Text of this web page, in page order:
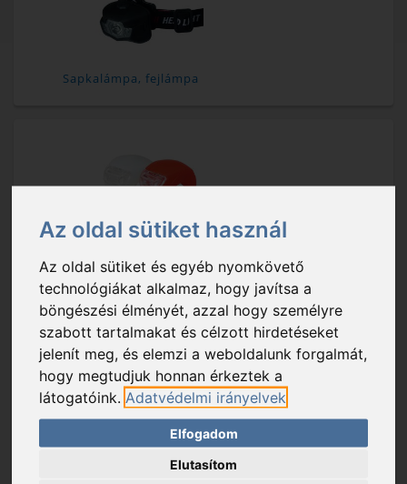
Az oldal sütiket használ
Az oldal sütiket és egyéb nyomkövető
technológiákat alkalmaz, hogy javítsa a
böngészési élményét, azzal hogy személyre
szabott tartalmakat és célzott hirdetéseket
jelenít meg, és elemzi a weboldalunk forgalmát,
hogy megtudjuk honnan érkeztek a
látogatóink. Adatvédelmi irányelvek
Elfogadom
Elutasítom
Sapkalámpa, fejlámpa
Szerelőlámpa